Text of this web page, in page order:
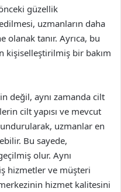
güzellik
uzmanların daha
tanır. Ayrıca, bu
kişiselleştirilmiş bir bakım
değil, aynı zamanda cilt
cilt yapısı ve mevcut
uzmanlar en
Bu sayede,
olur. Aynı
hizmetler ve müşteri
hizmet kalitesini